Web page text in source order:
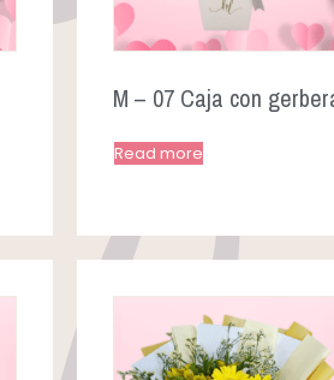
M – 07 Caja con
Read more